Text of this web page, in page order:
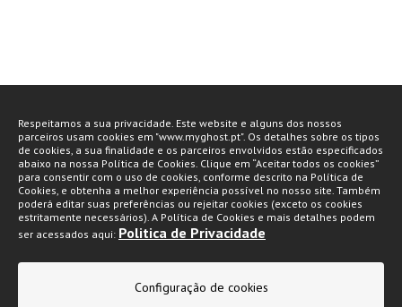
Respeitamos a sua privacidade. Este website e alguns dos nossos
parceiros usam cookies em "www.myghost.pt". Os detalhes sobre os tipos
de cookies, a sua finalidade e os parceiros envolvidos estão especificados
abaixo na nossa Política de Cookies. Clique em “Aceitar todos os cookies”
para consentir com o uso de cookies, conforme descrito na Política de
Cookies, e obtenha a melhor experiência possível no nosso site. Também
poderá editar suas preferências ou rejeitar cookies (exceto os cookies
estritamente necessários). A Política de Cookies e mais detalhes podem
ser acessados aqui: Politica de Privacidade
Configuração de cookies